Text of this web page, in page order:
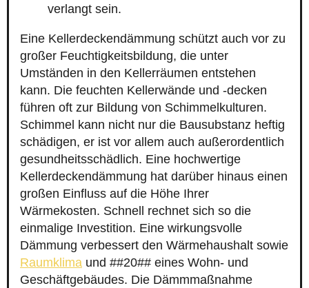
verlangt sein.
Eine Kellerdeckendämmung schützt auch vor zu
großer Feuchtigkeitsbildung, die unter
Umständen in den Kellerräumen entstehen
kann. Die feuchten Kellerwände und -decken
führen oft zur Bildung von Schimmelkulturen.
Schimmel kann nicht nur die Bausubstanz heftig
schädigen, er ist vor allem auch außerordentlich
gesundheitsschädlich. Eine hochwertige
Kellerdeckendämmung hat darüber hinaus einen
großen Einfluss auf die Höhe Ihrer
Wärmekosten. Schnell rechnet sich so die
einmalige Investition. Eine wirkungsvolle
Dämmung verbessert den Wärmehaushalt sowie
Raumklima und ##20## eines Wohn- und
Geschäftgebäudes. Die Dämmmaßnahme